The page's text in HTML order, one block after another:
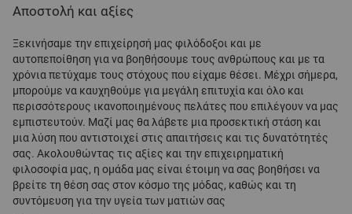
Αποστολή και αξίες
Ξεκινήσαμε την επιχείρησή μας φιλόδοξοι και με
αυτοπεποίθηση για να βοηθήσουμε τους ανθρώπους και με τα
χρόνια πετύχαμε τους στόχους που είχαμε θέσει. Μέχρι σήμερα,
μπορούμε να καυχηθούμε για μεγάλη επιτυχία και όλο και
περισσότερους ικανοποιημένους πελάτες που επιλέγουν να μας
εμπιστευτούν. Μαζί μας θα λάβετε μια προσεκτική στάση και
μια λύση που αντιστοιχεί στις απαιτήσεις και τις δυνατότητές
σας. Ακολουθώντας τις αξίες και την επιχειρηματική
φιλοσοφία μας, η ομάδα μας είναι έτοιμη να σας βοηθήσει να
βρείτε τη θέση σας στον κόσμο της μόδας, καθώς και τη
συντόμευση για την υγεία των ματιών σας